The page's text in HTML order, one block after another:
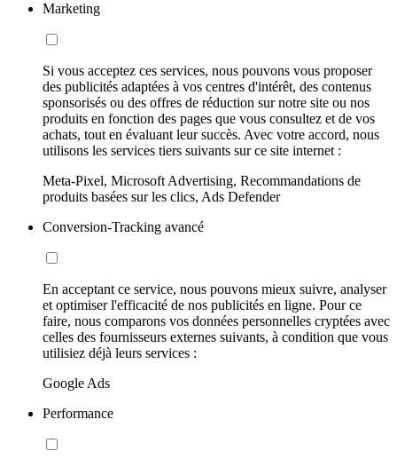
Marketing
Si vous acceptez ces services, nous pouvons vous proposer
des publicités adaptées à vos centres d'intérêt, des contenus
sponsorisés ou des offres de réduction sur notre site ou nos
produits en fonction des pages que vous consultez et de vos
achats, tout en évaluant leur succès. Avec votre accord, nous
utilisons les services tiers suivants sur ce site internet :
Meta-Pixel, Microsoft Advertising, Recommandations de
produits basées sur les clics, Ads Defender
Conversion-Tracking avancé
En acceptant ce service, nous pouvons mieux suivre, analyser
et optimiser l'efficacité de nos publicités en ligne. Pour ce
faire, nous comparons vos données personnelles cryptées avec
celles des fournisseurs externes suivants, à condition que vous
utilisiez déjà leurs services :
Google Ads
Performance